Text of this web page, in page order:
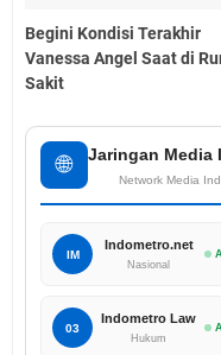
Begini Kondisi Terakhir
Vanessa Angel Saat di
Sakit
🌐 Jaringan Media
Network Media
IM
Indometro.net
Nasional
03
Indometro Law
Hukum